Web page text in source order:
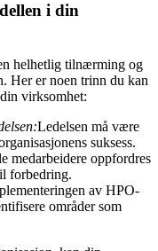
i din
helhetlig tilnærming og
Her er noen trinn du kan
virksomhet:
Ledelsen må være
suksess.
medarbeidere oppfordres
forbedring.
av HPO-
områder som